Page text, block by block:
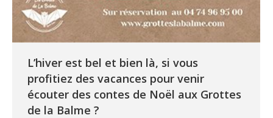
L’hiver est bel et bien là, si vous
profitiez des vacances pour venir
écouter des contes de Noël aux Grottes
de la Balme ?